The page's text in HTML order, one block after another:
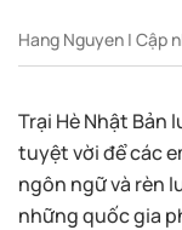
Hang Nguyen | Cập
Trại Hè Nhật Bản
tuyệt vời để các
ngôn ngữ và rèn
những quốc gia